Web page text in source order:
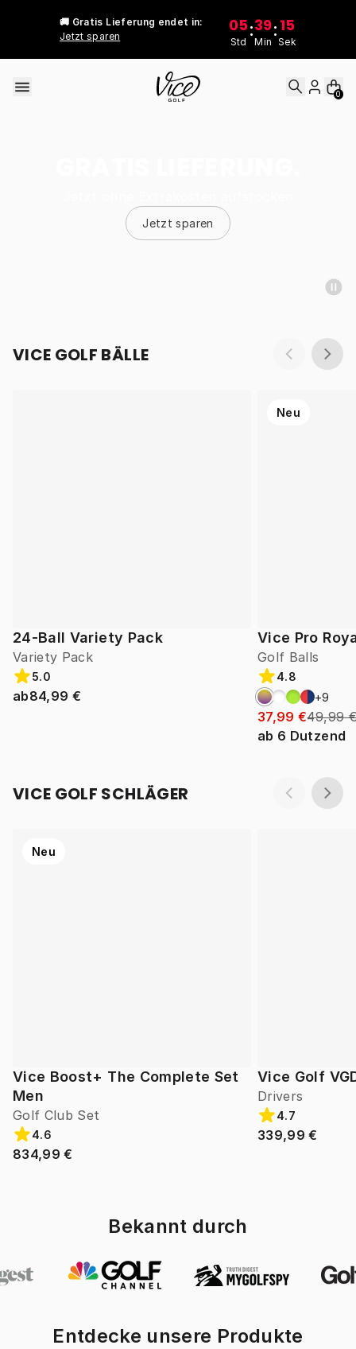
🚚 Gratis Lieferung endet in:
Jetzt sparen
05
Std
:39
Min
: 15
Sek
0
Jetzt sparen
VICE GOLF BÄLLE
24-Ball Variety Pack
Variety Pack
5.0
ab84,99 €
Vice Pro
Golf Balls
Neu
4.8
+9
37,99 €49,99
ab 6 Dutzend
VICE GOLF SCHLÄGER
Vice Boost+ The Complete Set
Men
Golf Club Set
Neu
4.6
834,99 €
Vice Golf
Drivers
4.7
339,99 €
Bekannt durch
Entdecke unsere Produkte